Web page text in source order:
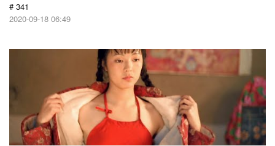
# 341
2020-09-18 06:49